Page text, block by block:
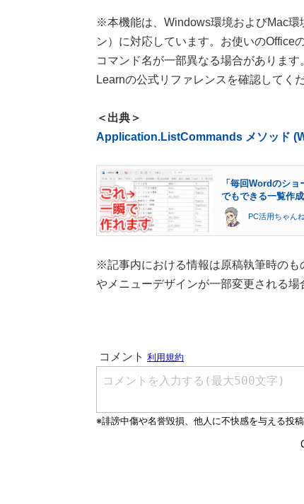
※本機能は、Windows環境およびMac環
ン）に対応しています。お使いのOffice
コマンド名が一部異なる場合がありま
Learnの公式リファレンスを確認してくだ
＜出典＞
Application.ListCommands メソッド
「毎回Wordのシ
でもできる一覧作
PC活用ちゃん
※記事内における情報は原稿執筆時のも
やメニューデザインが一部変更される場